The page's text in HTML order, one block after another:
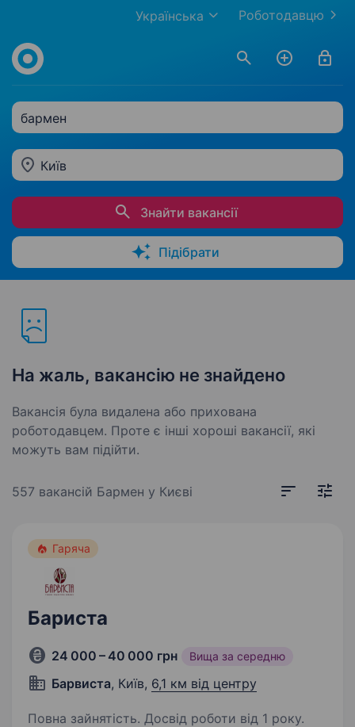
Роботодавцю
Українська
бармен
Київ
Знайти вакансії
Підібрати
На жаль, вакансію не знайдено
Вакансія була видалена або прихована
роботодавцем. Проте є інші хороші вакансії, які
можуть вам підійти.
557 вакансій Бармен у Києві
Гаряча
Бариста
24 000 – 40 000 грн Вища за середню
Барвиста, Київ, 6,1 км від центру
Повна зайнятість. Досвід роботи від 1 року.